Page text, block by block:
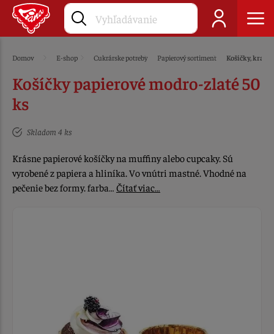
Domov E-shop Cukrárske potreby Papierový sortiment Košíčky, krajky
Košíčky papierové modro-zlaté 50
ks
Skladom 4 ks
Krásne papierové košíčky na muffiny alebo cupcaky. Sú
vyrobené z papiera a hliníka. Vo vnútri mastné. Vhodné na
pečenie bez formy. farba… Čítať viac…